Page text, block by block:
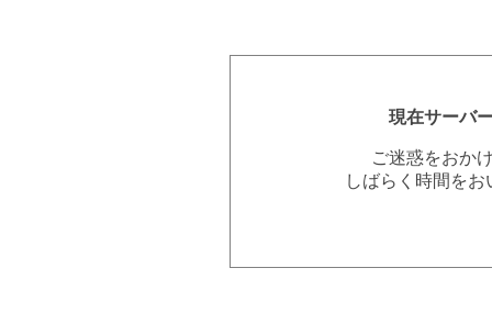
現在サーバ
ご迷惑をおか
しばらく時間を